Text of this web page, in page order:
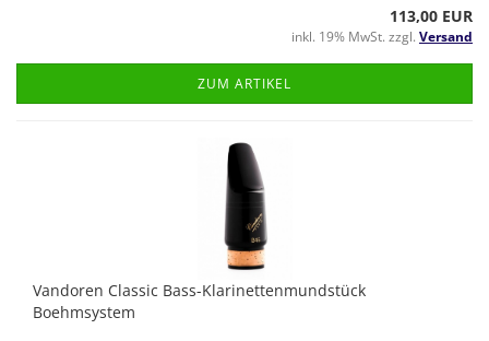
113,00 EUR
inkl. 19% MwSt. zzgl. Versand
ZUM ARTIKEL
Vandoren Classic Bass-Klarinettenmundstück
Boehmsystem